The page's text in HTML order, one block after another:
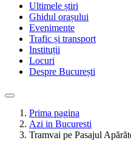
Ultimele știri
Ghidul orașului
Evenimente
Trafic și transport
Instituții
Locuri
Despre București
Prima pagina
Azi in Bucuresti
Tramvai pe Pasajul